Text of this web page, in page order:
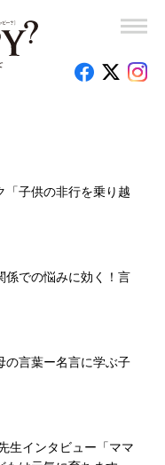
「子供の非行を乗り越
係での悩みに効く！言
の言葉ー名言に学ぶ子
生インタビュー「ママ